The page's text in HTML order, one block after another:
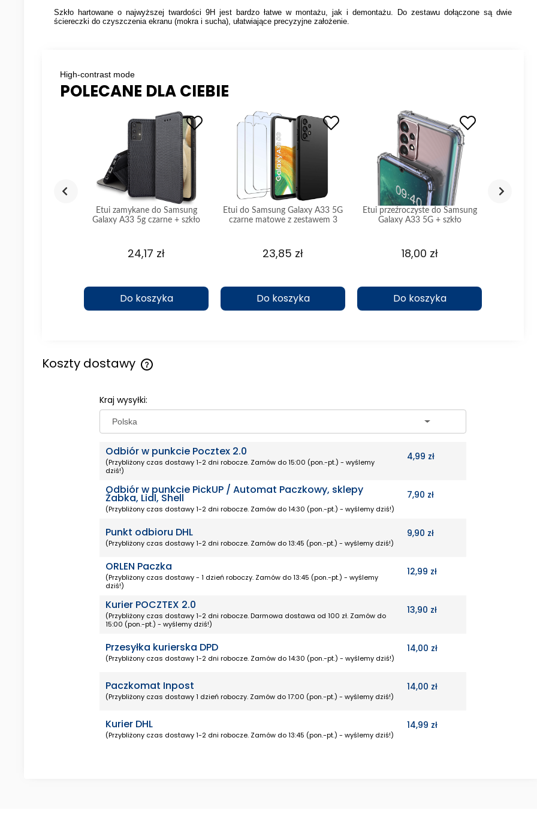
Szkło hartowane o najwyższej twardości 9H jest bardzo łatwe w montażu, jak i demontażu. Do zestawu dołączone są dwie
ściereczki do czyszczenia ekranu (mokra i sucha), ułatwiające precyzyjne założenie.
High-contrast mode
POLECANE DLA CIEBIE
Etui zamykane do Samsung
Galaxy A33 5g czarne + szkło
24,17 zł
Do koszyka
Etui do Samsung Galaxy A33 5G
czarne matowe z zestawem 3
23,85 zł
Do koszyka
Etui przeźroczyste do Samsung
Galaxy A33 5G + szkło
18,00 zł
Do koszyka
Koszty dostawy
Kraj wysyłki:
Odbiór w punkcie Pocztex 2.0
(Przybliżony czas dostawy 1-2 dni robocze. Zamów do 15:00 (pon.-pt.) - wyślemy
dziś!)
4,99 zł
Odbiór w punkcie PickUP / Automat Paczkowy, sklepy
Żabka, Lidl, Shell
(Przybliżony czas dostawy 1-2 dni robocze. Zamów do 14:30 (pon.-pt.) - wyślemy dziś!)
7,90 zł
Punkt odbioru DHL
(Przybliżony czas dostawy 1-2 dni robocze. Zamów do 13:45 (pon.-pt.) - wyślemy dziś!)
9,90 zł
ORLEN Paczka
(Przybliżony czas dostawy - 1 dzień roboczy. Zamów do 13:45 (pon.-pt.) - wyślemy
dziś!)
12,99 zł
Kurier POCZTEX 2.0
(Przybliżony czas dostawy 1-2 dni robocze. Darmowa dostawa od 100 zł. Zamów do
15:00 (pon.-pt.) - wyślemy dziś!)
13,90 zł
Przesyłka kurierska DPD
(Przybliżony czas dostawy 1-2 dni robocze. Zamów do 14:30 (pon.-pt.) - wyślemy dziś!)
14,00 zł
Paczkomat Inpost
(Przybliżony czas dostawy 1 dzień roboczy. Zamów do 17:00 (pon.-pt.) - wyślemy dziś!)
14,00 zł
Kurier DHL
(Przybliżony czas dostawy 1-2 dni robocze. Zamów do 13:45 (pon.-pt.) - wyślemy dziś!)
14,99 zł